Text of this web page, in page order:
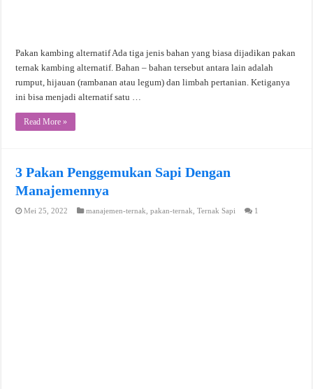
Pakan kambing alternatif Ada tiga jenis bahan yang biasa dijadikan pakan
ternak kambing alternatif. Bahan – bahan tersebut antara lain adalah
rumput, hijauan (rambanan atau legum) dan limbah pertanian. Ketiganya
ini bisa menjadi alternatif satu …
Read More »
3 Pakan Penggemukan Sapi Dengan
Manajemennya
Mei 25, 2022 manajemen-ternak ,pakan-ternak ,Ternak Sapi 1